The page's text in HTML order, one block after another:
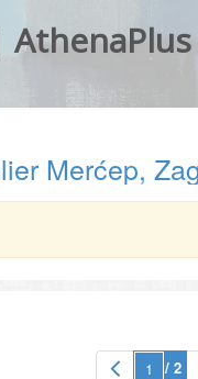
AthenaPlus
Merćep,
/ 2